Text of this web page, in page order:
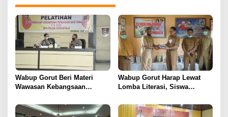
Wabup Gorut Beri Materi
Wawasan Kebangsaan
Gorontalo
Wabup Gorut Harap Lewat
Lomba Literasi, Siswa